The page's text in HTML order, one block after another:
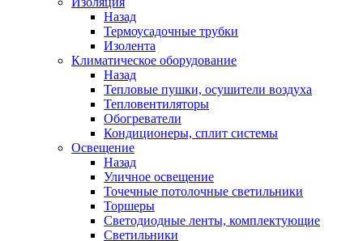
Назад
Термоусадочные трубки
Изолента
Климатическое оборудование
Назад
Тепловые пушки, осушители воздуха
Тепловентиляторы
Обогреватели
Кондиционеры, сплит системы
Освещение
Назад
Уличное освещение
Точечные потолочные светильники
Торшеры
Светодиодные ленты, комплектующие
Светильники